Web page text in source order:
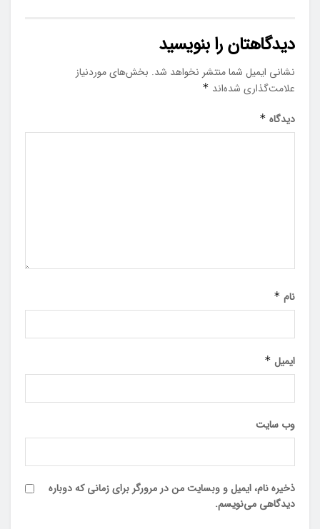
دیدگاهتان را بنویسید
نشانی ایمیل شما منتشر نخواهد شد. بخش‌های موردنیاز
علامت‌گذاری شده‌اند *
دیدگاه *
نام *
ایمیل *
وب‌ سایت
ذخیره نام، ایمیل و وبسایت من در مرورگر برای زمانی که دوباره
دیدگاهی می‌نویسم.